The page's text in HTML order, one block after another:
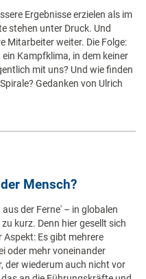
Ergebnisse erzielen als im
stehen unter Druck. Und
Mitarbeiter weiter. Die Folge:
Kampfklima, in dem keiner
mit uns? Und wie finden
Gedanken von Ulrich
Mensch?
der Ferne' – in globalen
kurz. Denn hier gesellt sich
Es gibt mehrere
oder mehr voneinander
der wiederum auch nicht vor